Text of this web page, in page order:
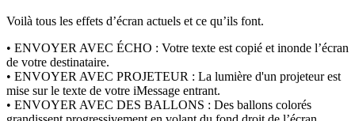
Voilà tous les effets d’écran actuels et ce qu’ils font.
• ENVOYER AVEC ÉCHO : Votre texte est copié et inonde l’écran
de votre destinataire.
• ENVOYER AVEC PROJETEUR : La lumière d'un projeteur est
mise sur le texte de votre iMessage entrant.
• ENVOYER AVEC DES BALLONS : Des ballons colorés